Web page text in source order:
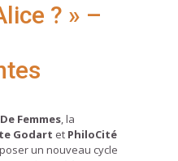
? » –
Femmes , la
Godart et PhiloCité
un nouveau cycle